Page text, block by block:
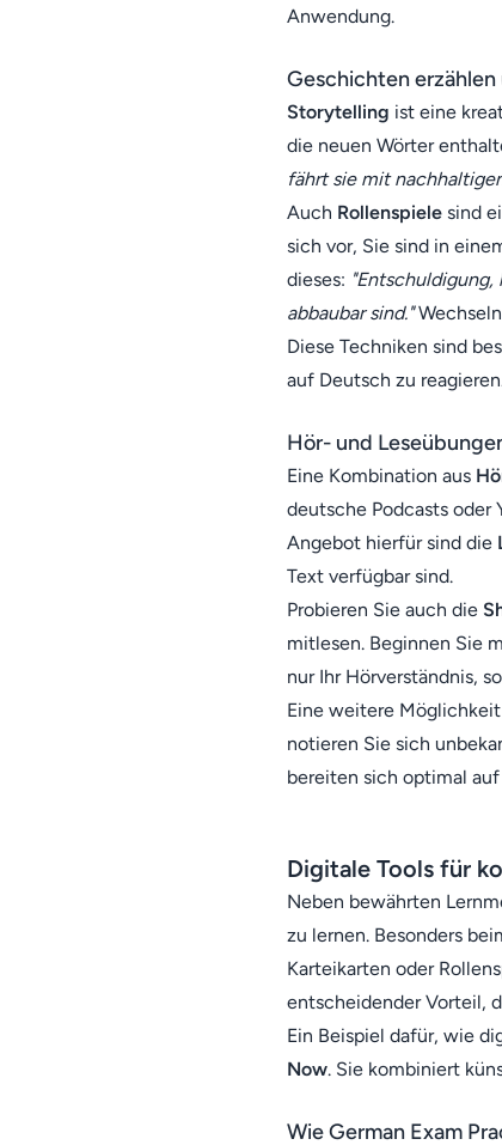
Anwendung.
Geschichten
Storytelling ist eine
die neuen Wörter
fährt sie mit
Auch Rollenspiele sind
sich vor, Sie sind in
dieses:
abbaubar sind."
Diese Techniken sind
auf Deutsch zu
Hör- und
Eine Kombination aus
deutsche Podcasts oder
Angebot hierfür sind die
Text verfügbar sind.
Probieren Sie auch die
mitlesen. Beginnen Sie
nur Ihr Hörverständnis,
Eine weitere
notieren Sie sich
bereiten sich optimal
Digitale Tools für
Neben bewährten
zu lernen. Besonders
Karteikarten oder
entscheidender Vorteil,
Ein Beispiel dafür, wie
Now. Sie kombiniert
WieGerman Exam